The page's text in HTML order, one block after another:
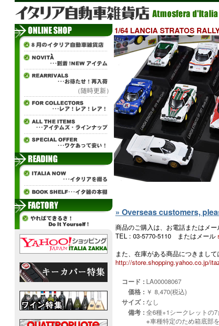
（随時更新）
1/64 LANCIA STRATOS
» Overseas customers,
商品のご購入は、お電話またはメ
TEL : 03-5770-5110 またはメール
また、在庫がある商品につきまし
http://store.shopping.yahoo.co.jp/
コード : LA00008067
価格 : ￥ 8,470(税込)
サイズ : なし
備考 : 全6種+1シークレットの
※車種特定のため箱底部